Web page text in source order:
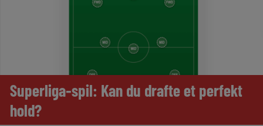
Superliga-spil: Kan du drafte et perfekt
hold?